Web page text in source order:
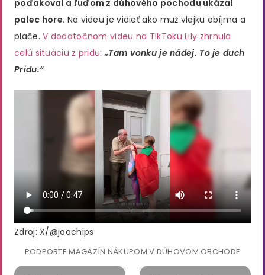
poďakoval a ľuďom z dúhového pochodu ukázal
palec hore. Na videu je vidieť ako muž vlajku obíjma a
plače.V dodatočnom videu na TikToku Lily zhrnula
celú situáciu z pridu:„Tam vonku je nádej. To je duch
Pridu.“
Zdroj: X/@joochips
PODPORTE MAGAZÍN NÁKUPOM V DÚHOVOM OBCHODE